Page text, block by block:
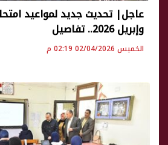
عاجل| تحديث جديد لمواعيد
وإبريل 2026.. تفاصيل
الخميس 02/04/2026 02:19 م